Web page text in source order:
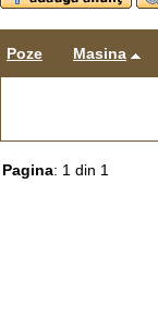
Poze Masina
Pagina: 1 din 1